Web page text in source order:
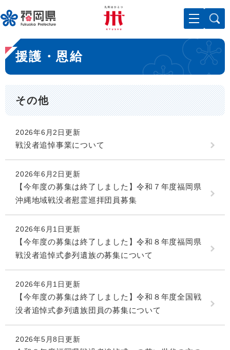
ー
ジ
先
頭
で
。
メニューを飛ばして本文へ
本
文
援護・恩給
その他
2026年6月2日更新
戦没者追悼事業について
2026年6月2日更新
【今年度の募集は終了しました】令和７年度福岡県
沖縄地域戦没者慰霊巡拝団員募集
2026年6月1日更新
【今年度の募集は終了しました】令和８年度福岡県
戦没者追悼式参列遺族の募集について
2026年6月1日更新
【今年度の募集は終了しました】令和８年度全国戦
没者追悼式参列遺族団員の募集について
2026年5月8日更新